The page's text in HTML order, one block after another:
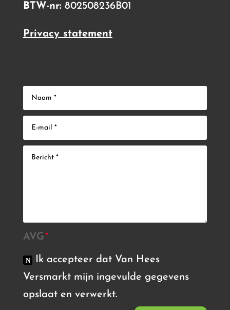
BTW-nr: 802508236B01
Privacy statement
AVG
Ik accepteer dat Van Hees
Versmarkt mijn ingevulde gegevens
opslaat en verwerkt.